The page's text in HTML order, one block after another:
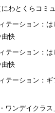
わとくらコミュ
テーション：は
快
テーション：は
快
テーション：
ワンデイクラ